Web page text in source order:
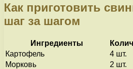
Как приготовить
шаг за шагом
Ингредиенты
Картофель
4 шт.
Морковь
2 шт.